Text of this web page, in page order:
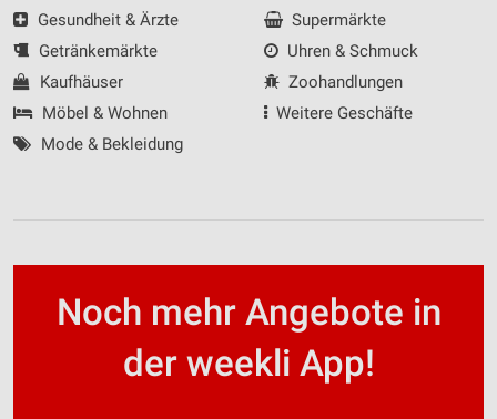
Gesundheit & Ärzte
Getränkemärkte
Kaufhäuser
Möbel & Wohnen
Mode & Bekleidung
Supermärkte
Uhren & Schmuck
Zoohandlungen
Weitere Geschäfte
Noch mehr Angebote in
der weekli App!